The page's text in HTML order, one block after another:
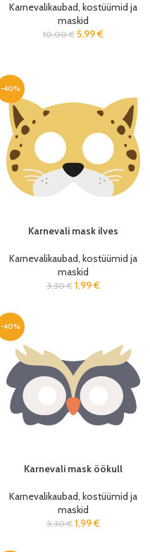
Karnevalikaubad, kostüümid ja
maskid
10,00€ 5,99€
-40%
Karnevali mask ilves
Karnevalikaubad, kostüümid ja
maskid
3,30€ 1,99€
-40%
Karnevali mask öökull
Karnevalikaubad, kostüümid ja
maskid
3,30€ 1,99€